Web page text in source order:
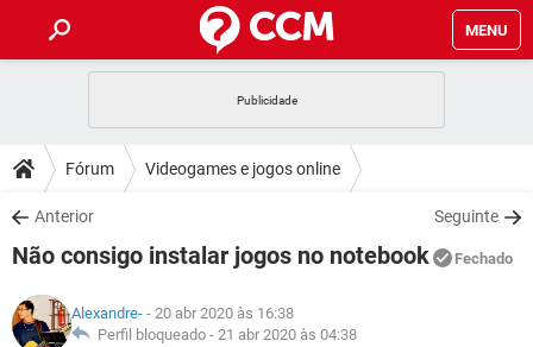
MENU
CELULAR FACEBOOK
OUTLOOK
INSTAGRAM GMAIL
GUIA DE COMPRAS
DICAS
JOGOS WHATSAPP
INSTAGRAM GMAIL
DOWNLOADS
JOGOS WHATSAPP
CELULAR
OUTLOOK EXCEL
JOGOS WHATSAPP
GLOSSÁRIO
Fórum Videogames e jogos online
Anterior Seguinte
Não consigo instalar jogos no notebook Fechado
Alexandre- - 20 abr 2020 às 16:38
Perfil bloqueado - 21 abr 2020 às 04:38